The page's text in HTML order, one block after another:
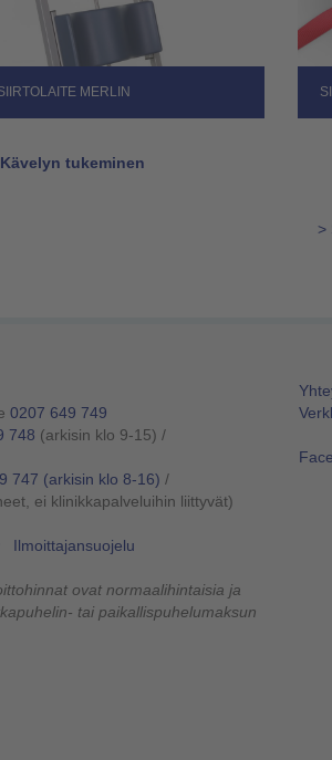
MERLIN
Kävelyn tukeminen
>
0207 649 749
748 (arkisin klo 9-15) /
747 (arkisin klo 8-16) /
ei klinikkapalveluihin liittyvät)
Ilmoittajansuojelu
ovat normaalihintaisia ja
tai paikallispuhelumaksun